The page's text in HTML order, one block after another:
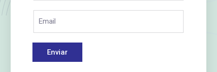
Enviar